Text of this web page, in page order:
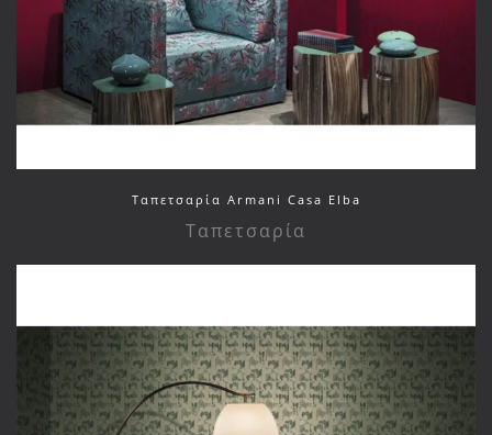
Ταπετσαρία Armani Casa Elba
Ταπετσαρία